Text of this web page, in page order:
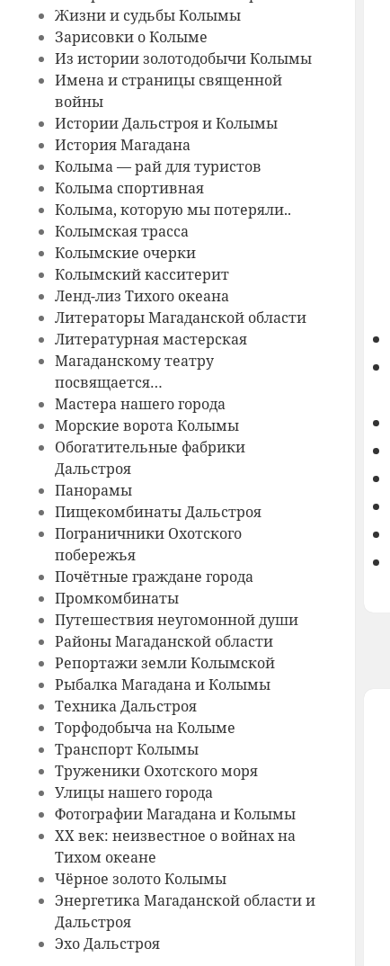
Жизни и судьбы Колымы
Зарисовки о Колыме
Из истории золотодобычи Колымы
Имена и страницы священной
войны
Истории Дальстроя и Колымы
История Магадана
Колыма — рай для туристов
Колыма спортивная
Колыма, которую мы потеряли..
Колымская трасса
Колымские очерки
Колымский касситерит
Ленд-лиз Тихого океана
Литераторы Магаданской области
Литературная мастерская
Магаданскому театру
посвящается…
Мастера нашего города
Морские ворота Колымы
Обогатительные фабрики
Дальстроя
Панорамы
Пищекомбинаты Дальстроя
Пограничники Охотского
побережья
Почётные граждане города
Промкомбинаты
Путешествия неугомонной души
Районы Магаданской области
Репортажи земли Колымской
Рыбалка Магадана и Колымы
Техника Дальстроя
Торфодобыча на Колыме
Транспорт Колымы
Труженики Охотского моря
Улицы нашего города
Фотографии Магадана и Колымы
ХХ век: неизвестное о войнах на
Тихом океане
Чёрное золото Колымы
Энергетика Магаданской области и
Дальстроя
Эхо Дальстроя